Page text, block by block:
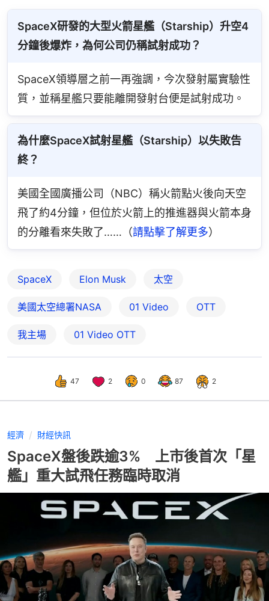
SpaceX研發的大型火箭星艦（Starship）升空4
分鐘後爆炸，為何公司仍稱試射成功？
SpaceX領導層之前一再強調，今次發射屬實驗性
質，並稱星艦只要能離開發射台便是試射成功。
為什麼SpaceX試射星艦（Starship）以失敗告
終？
美國全國廣播公司（NBC）稱火箭點火後向天空
飛了約4分鐘，但位於火箭上的推進器與火箭本身
的分離看來失敗了……（請點擊了解更多）
SpaceX Elon Musk 太空
美國太空總署NASA 01 Video OTT
我主場 01‌ ‌Video‌ ‌OTT
47 2 0 87 2
經濟 財經快訊
SpaceX盤後跌逾3% 上市後首次「星
艦」重大試飛任務臨時取消